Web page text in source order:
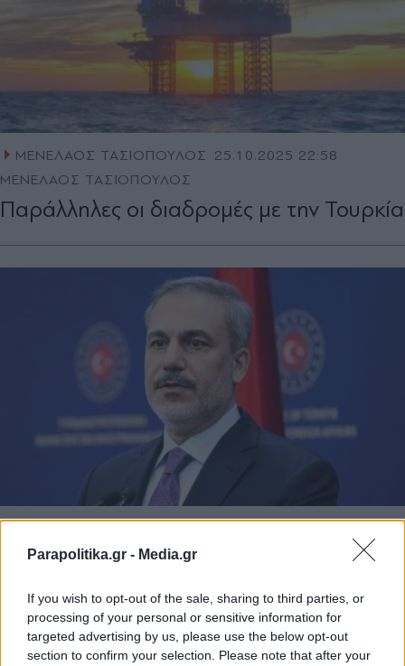
Parapolitika.gr - Media.gr
If you wish to opt-out of the sale, sharing to third parties, or
processing of your personal or sensitive information for
targeted advertising by us, please use the below opt-out
section to confirm your selection. Please note that after your
ΜΕΝΕΛΑΟΣ ΤΑΣΙΟΠΟΥΛΟΣ
25.10.2025 22:58
ΜΕΝΕΛΑΟΣ ΤΑΣΙΟΠΟΥΛΟΣ
Παράλληλες οι διαδροµές µε την Τουρκία
ΜΕΝΕΛΑΟΣ ΤΑΣΙΟΠΟΥΛΟΣ
Ευρώπη